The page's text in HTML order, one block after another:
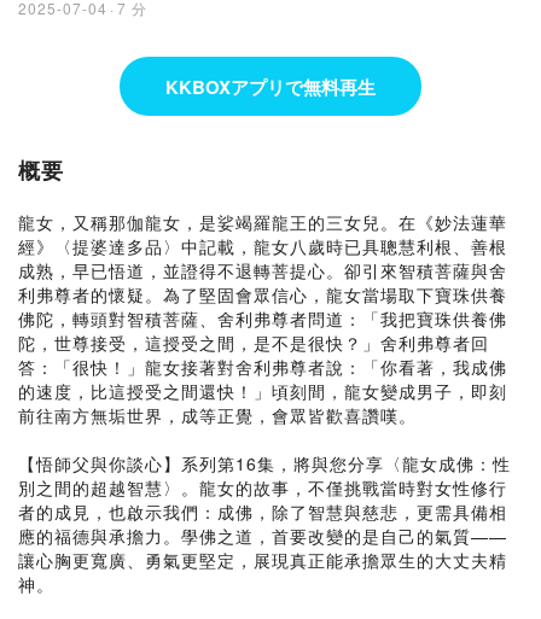
2025-07-04 · 7 分
KKBOXアプリで無料再生
概要
龍女，又稱那伽龍女，是娑竭羅龍王的三女兒。在《妙法蓮華
經》〈提婆達多品〉中記載，龍女八歲時已具聰慧利根、善根
成熟，早已悟道，並證得不退轉菩提心。卻引來智積菩薩與舍
利弗尊者的懷疑。為了堅固會眾信心，龍女當場取下寶珠供養
佛陀，轉頭對智積菩薩、舍利弗尊者問道：「我把寶珠供養佛
陀，世尊接受，這授受之間，是不是很快？」舍利弗尊者回
答：「很快！」龍女接著對舍利弗尊者說：「你看著，我成佛
的速度，比這授受之間還快！」頃刻間，龍女變成男子，即刻
前往南方無垢世界，成等正覺，會眾皆歡喜讚嘆。
【悟師父與你談心】系列第16集，將與您分享〈龍女成佛：性
別之間的超越智慧〉。龍女的故事，不僅挑戰當時對女性修行
者的成見，也啟示我們：成佛，除了智慧與慈悲，更需具備相
應的福德與承擔力。學佛之道，首要改變的是自己的氣質——
讓心胸更寬廣、勇氣更堅定，展現真正能承擔眾生的大丈夫精
神。